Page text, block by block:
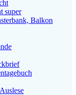
super
Balkon